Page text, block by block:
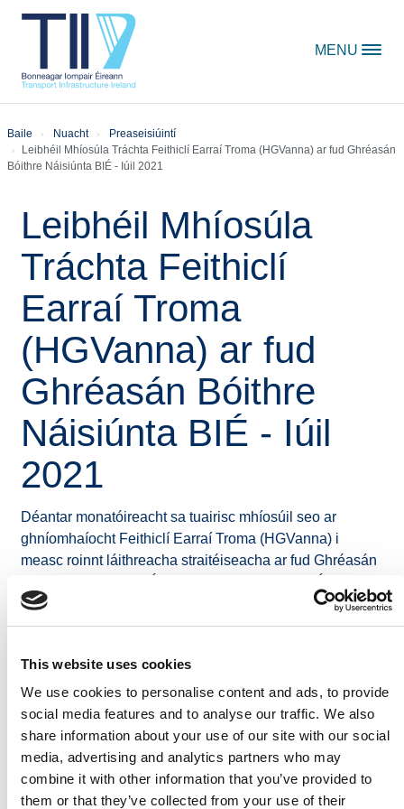
This website uses cookies
We use cookies to personalise content and ads, to provide
social media features and to analyse our traffic. We also
share information about your use of our site with our social
media, advertising and analytics partners who may
combine it with other information that you’ve provided to
them or that they’ve collected from your use of their
MENU
Baile Nuacht
Preaseisiúintí
Leibhéil Mhíosúla Tráchta Feithiclí Earraí Troma (HGVanna) ar fud Ghréasán
Bóithre Náisiúnta BIÉ - Iúil 2021
Leibhéil Mhíosúla
Tráchta Feithiclí
Earraí Troma
(HGVanna) ar fud
Ghréasán Bóithre
Náisiúnta BIÉ - Iúil
2021
Déantar monatóireacht sa tuairisc mhíosúil seo ar
ghníomhaíocht Feithiclí Earraí Troma (HGVanna) i
measc roinnt láithreacha straitéiseacha ar fud Ghréasán
Cliath, an M50, an M1 i ngar d’Aerfort Bhaile Átha Cliath,
an M1 ag an teorainn le Tuaisceart Éireann agus an N25
HGVanna i ndiaidh aistarraingt na Ríochta Aontaithe ón
Aontas Eorpach táscaire áisiúil a chur ar fáil i dtaobh
gníomhaíocht choibhneasta calafort in Éirinn i
gcomparáid leis an ngníomhaíocht a bhí i gceist
anuraidh nó i mblianta roimhe seo agus roimh phaindéim